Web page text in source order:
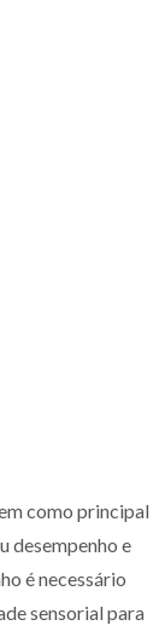
como principal
desempenho e
é necessário
sensorial para